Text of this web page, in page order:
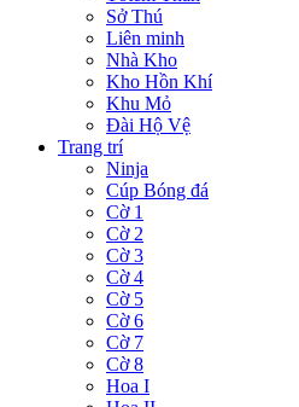
Sở Thú
Liên minh
Nhà Kho
Kho Hồn Khí
Khu Mỏ
Đài Hộ Vệ
Trang trí
Ninja
Cúp Bóng đá
Cờ 1
Cờ 2
Cờ 3
Cờ 4
Cờ 5
Cờ 6
Cờ 7
Cờ 8
Hoa I